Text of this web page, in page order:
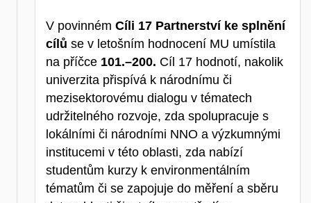
V povinném Cíli 17 Partnerství ke splnění
cílů se v letošním hodnocení MU umístila
na příčce 101.–200. Cíl 17 hodnotí, nakolik
univerzita přispívá k národnímu či
mezisektorovému dialogu v tématech
udržitelného rozvoje, zda spolupracuje s
lokálními či národními NNO a výzkumnými
institucemi v této oblasti, zda nabízí
studentům kurzy k environmentálním
tématům či se zapojuje do měření a sběru